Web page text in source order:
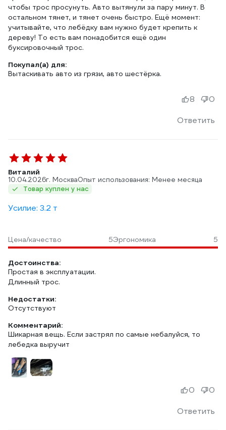
чтобы трос просунуть. Авто вытянули за пару минут. В
остальном тянет, и тянет очень быстро. Ещё момент:
учитывайте, что лебёдку вам нужно будет крепить к
дереву! То есть вам понадобится ещё один
буксировочный трос.
Покупал(а) для:
Вытаскивать авто из грязи, авто шестёрка.
Ответить
8 0
Виталий
10.04.2026г. МоскваОпыт использования: Менее месяца
Товар куплен у нас
Усилие: 3.2 т
Цена/качество 5Эргономика 5
Достоинства:
Простая в эксплуатации.
Длинный трос.
Недостатки:
Отсутствуют
Комментарий:
Шикарная вещь. Если застрял по самые небалуйся, то
лебедка выручит
Ответить
0 0